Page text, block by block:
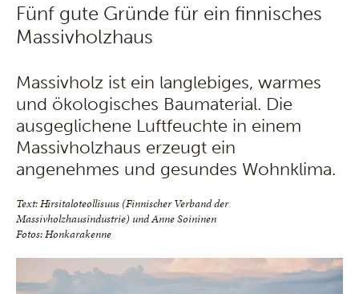
Fünf gute Gründe für ein finnisches
Massivholzhaus
Massivholz ist ein langlebiges, warmes
und ökologisches Baumaterial. Die
ausgeglichene Luftfeuchte in einem
Massivholzhaus erzeugt ein
angenehmes und gesundes Wohnklima.
Text: Hirsitaloteollisuus (Finnischer Verband der
Massivholzhausindustrie) und Anne Soininen
Fotos: Honkarakenne